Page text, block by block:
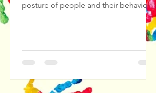
posture of people and their behavioral
psychological posture of people in the
conditions of social chaos and the new
from the desire for self-isolation (due